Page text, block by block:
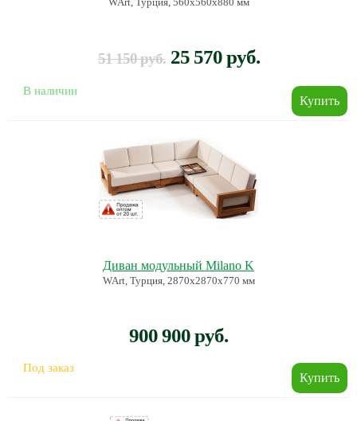
51 150 руб. 25 570 руб.
В наличии
Диван модульный Milano K
WArt, Турция, 2870х2870х770 мм
900 900 руб.
Под заказ